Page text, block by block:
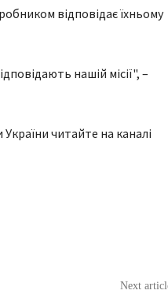
відповідає їхньому
нашій місії", –
читайте на каналі
Next